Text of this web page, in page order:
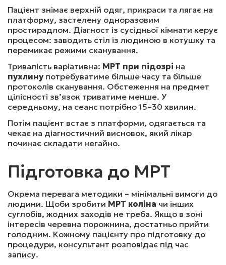
МРТ КРИЖІВ ТА КУПРИКА (БЕЗ КОНТРАСТУ)
2500₴ Записатись
МРТ КРИЖОВО-КЛУБОВИХ СПОЛУЧЕНЬ  (БЕЗ
КОНТРАСТУ)
2500₴
3500₴ Записатись
Пацієнт знімає верхній одяг, прикраси та лягає на
платформу, застелену одноразовим
простирадлом. Діагност із сусідньої кімнати керує
процесом: заводить стіл із людиною в котушку та
перемикає режими сканування.
Тривалість варіативна: МРТ при підозрі на
пухлину потребуватиме більше часу та більше
протоколів сканування. Обстеження на предмет
цілісності зв’язок триватиме менше. У
середньому, на сеанс потрібно 15–30 хвилин.
Потім пацієнт встає з платформи, одягається та
чекає на діагностичний висновок, який лікар
починає складати негайно.
Підготовка до МРТ
Окрема перевага методики – мінімальні вимоги до
людини. Щоби зробити МРТ коліна чи інших
суглобів, жодних заходів не треба. Якщо в зоні
інтересів черевна порожнина, достатньо прийти
голодним. Кожному пацієнту про підготовку до
процедури, консультант розповідає під час
запису.